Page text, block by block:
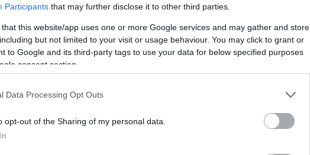
Participants that may further disclose it to other third parties.
that this website/app uses one or more Google services and may gather and store
but not limited to your visit or usage behaviour. You may click to grant or
to Google and its third-party tags to use your data for below specified purposes
consent section.
Data Processing Opt Outs
opt-out of the Sharing of my personal data.